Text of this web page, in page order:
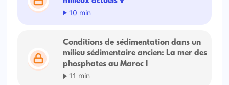
10 min
Conditions de sédimentation dans un
milieu sédimentaire ancien: La mer des
phosphates au Maroc I
11 min